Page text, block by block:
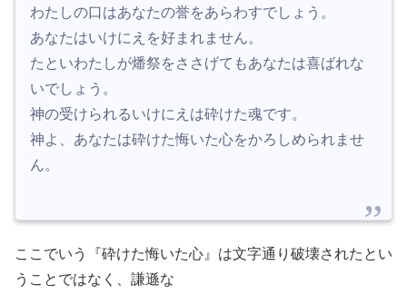
わたしの口はあなたの誉をあらわすでしょう。
あなたはいけにえを好まれません。
たといわたしが燔祭をささげてもあなたは喜ばれな
いでしょう。
神の受けられるいけにえは砕けた魂です。
神よ、あなたは砕けた悔いた心をかろしめられませ
ん。
ここでいう『砕けた悔いた心』は文字通り破壊されたとい
うことではなく、謙遜な